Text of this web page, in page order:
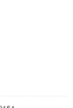
超成熟社会発展のサ